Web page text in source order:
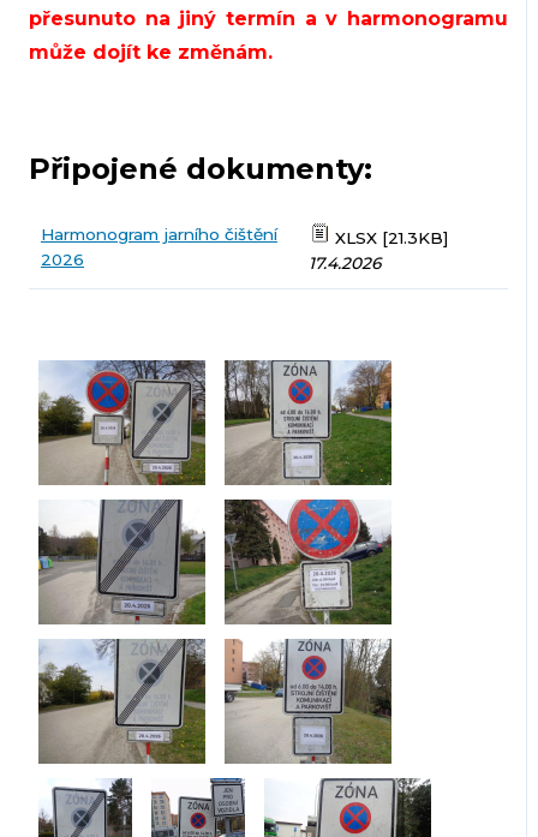
přesunuto na jiný termín a v harmonogramu
může dojít ke změnám.
Připojené dokumenty:
Harmonogram jarního čištění
2026
XLSX [21.3KB]
17.4.2026